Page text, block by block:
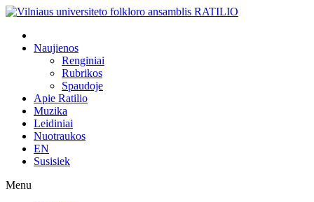
Naujienos
Renginiai
Rubrikos
Spaudoje
Apie Ratilio
Muzika
Leidiniai
Nuotraukos
EN
Susisiek
Menu